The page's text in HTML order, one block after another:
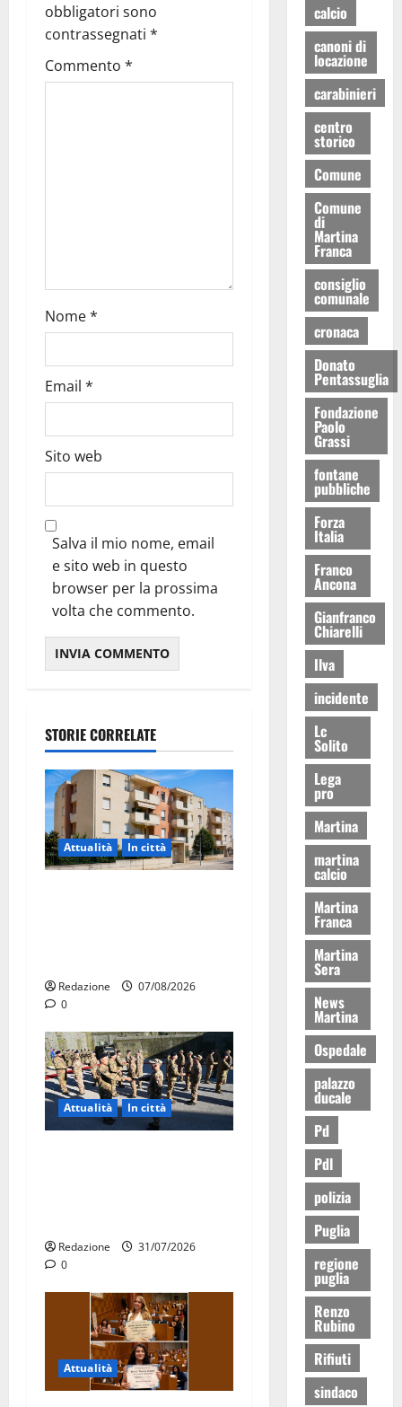
obbligatori sono
contrassegnati *
Commento *
Nome*
Email *
Sito web
Salva il mio nome, email
e sito web in questo
browser per la prossima
volta che commento.
STORIE CORRELATE
Attualità In città
Redazione
07/08/2026
0
Attualità In città
Redazione
31/07/2026
0
Attualità
calcio
canoni di
locazione
carabinieri
centro
storico
Comune
Comune
di
Martina
Franca
consiglio
comunale
cronaca
Donato
Pentassuglia
Fondazione
Paolo
Grassi
fontane
pubbliche
Forza
Italia
Franco
Ancona
Gianfranco
Chiarelli
Ilva
incidente
Lc
Solito
Lega
pro
Martina
martina
calcio
Martina
Franca
Martina
Sera
News
Martina
Ospedale
palazzo
ducale
Pd
Pdl
polizia
Puglia
regione
puglia
Renzo
Rubino
Rifiuti
sindaco